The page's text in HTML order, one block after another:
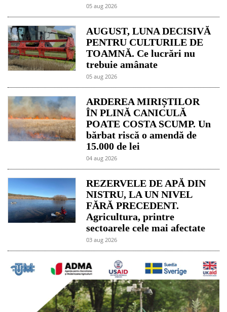
05 aug 2026
AUGUST, LUNA DECISIVĂ
PENTRU CULTURILE DE
TOAMNĂ. Ce lucrări nu
trebuie amânate
05 aug 2026
ARDEREA MIRIȘTILOR
ÎN PLINĂ CANICULĂ
POATE COSTA SCUMP. Un
bărbat riscă o amendă de
15.000 de lei
04 aug 2026
REZERVELE DE APĂ DIN
NISTRU, LA UN NIVEL
FĂRĂ PRECEDENT.
Agricultura, printre
sectoarele cele mai afectate
03 aug 2026